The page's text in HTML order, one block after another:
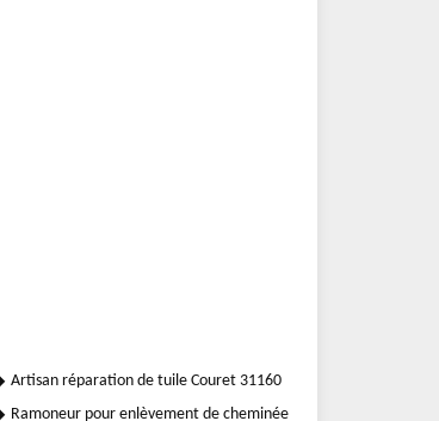
Artisan réparation de tuile Couret 31160
Ramoneur pour enlèvement de cheminée